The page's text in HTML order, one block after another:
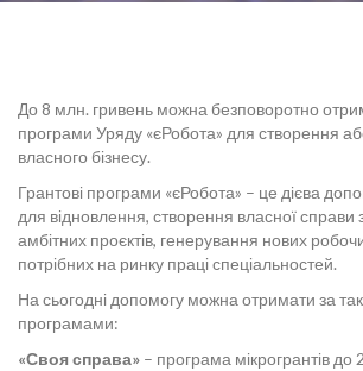
До 8 млн. гривень можна безповоротно
програми Уряду «єРобота» для створення
власного бізнесу.
Грантові програми «єРобота» – це дієва
для відновлення, створення власної справи
амбітних проєктів, генерування нових
потрібних на ринку праці спеціальностей.
На сьогодні допомогу можна отримати за
програмами:
«Своя справа» – програма мікрогрантів до